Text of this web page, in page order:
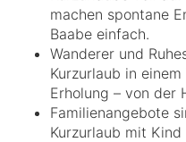
machen spontane
Baabe einfach.
Wanderer und
Kurzurlaub in
Erholung – von der
Familienangebote
Kurzurlaub mit